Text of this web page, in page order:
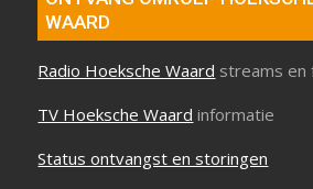
VOLG OMROEP HOEKSCHE
ONLINE
Omroep Hoeksche Waard op
Omroep Hoeksche Waard op Twitter